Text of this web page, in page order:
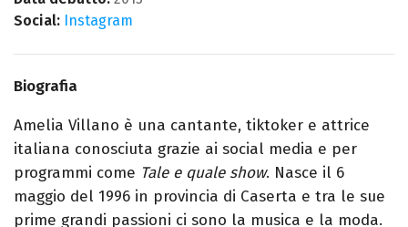
Social: Instagram
Biografia
Amelia Villano è una cantante, tiktoker e attrice
italiana conosciuta grazie ai social media e per
programmi come Tale e quale show. Nasce il 6
maggio del 1996 in provincia di Caserta e tra le sue
prime grandi passioni ci sono la musica e la moda.